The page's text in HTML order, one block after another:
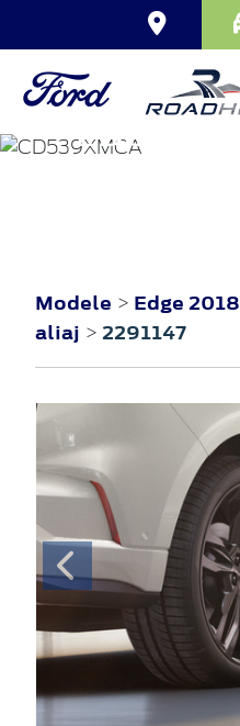
EDGE
Modele > Edge 2018
aliaj > 2291147